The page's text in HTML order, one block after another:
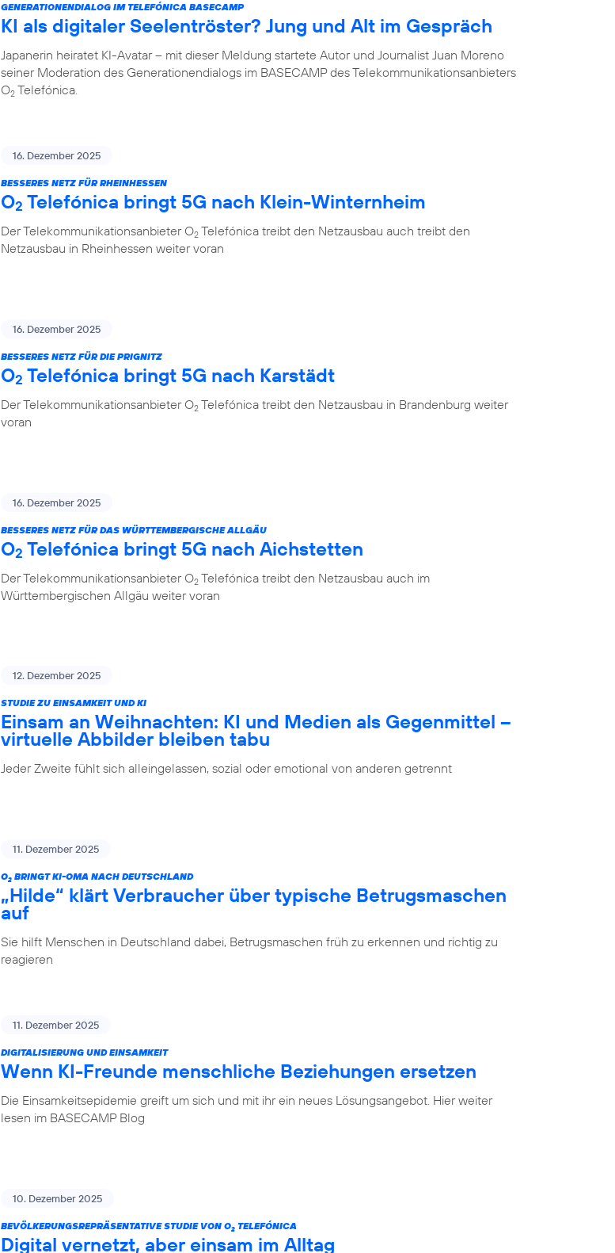
GENERATIONENDIALOG IM TELEFÓNICA BASECAMP
KI als digitaler Seelentröster? Jung und Alt im Gespräch
Japanerin heiratet KI-Avatar – mit dieser Meldung startete Autor und Journalist Juan Moreno
seiner Moderation des Generationendialogs im BASECAMP des Telekommunikationsanbieters
O2 Telefónica.
16. Dezember 2025
BESSERES NETZ FÜR RHEINHESSEN
O2 Telefónica bringt 5G nach Klein-Winternheim
Der Telekommunikationsanbieter O2 Telefónica treibt den Netzausbau auch treibt den
Netzausbau in Rheinhessen weiter voran
16. Dezember 2025
BESSERES NETZ FÜR DIE PRIGNITZ
O2 Telefónica bringt 5G nach Karstädt
Der Telekommunikationsanbieter O2 Telefónica treibt den Netzausbau in Brandenburg weiter
voran
16. Dezember 2025
BESSERES NETZ FÜR DAS WÜRTTEMBERGISCHE ALLGÄU
O2 Telefónica bringt 5G nach Aichstetten
Der Telekommunikationsanbieter O2 Telefónica treibt den Netzausbau auch im
Württembergischen Allgäu weiter voran
12. Dezember 2025
STUDIE ZU EINSAMKEIT UND KI
Einsam an Weihnachten: KI und Medien als Gegenmittel –
virtuelle Abbilder bleiben tabu
Jeder Zweite fühlt sich alleingelassen, sozial oder emotional von anderen getrennt
11. Dezember 2025
O2 BRINGT KI-OMA NACH DEUTSCHLAND
„Hilde“ klärt Verbraucher über typische Betrugsmaschen
auf
Sie hilft Menschen in Deutschland dabei, Betrugsmaschen früh zu erkennen und richtig zu
reagieren
11. Dezember 2025
DIGITALISIERUNG UND EINSAMKEIT
Wenn KI-Freunde menschliche Beziehungen ersetzen
Die Einsamkeitsepidemie greift um sich und mit ihr ein neues Lösungsangebot. Hier weiter
lesen im BASECAMP Blog
10. Dezember 2025
BEVÖLKERUNGSREPRÄSENTATIVE STUDIE VON O2 TELEFÓNICA
Digital vernetzt, aber einsam im Alltag